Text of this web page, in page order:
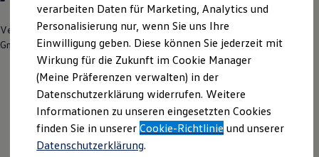
Kombis
Kompaktwagen
Sportwagen
Schnell verfügbare Fahrzeuge
Angebote und Produkte
Aktuelle Angebote
E-Auto-Förderung
Volkswagen Marktplatz
Die ENERGY Sondermodelle
Junge Gebrauchtwagen und Gebrauchtwagen
Volkswagen Zertifizierte Gebrauchtwagen
Elektromobilität bei Gebrauchtwagen
Verantwortlich für die Inhalte auf dieser Seite ist die Senger Holstein
GmbH
Impressum & Rechtliches)
Leider haben wir im Moment keine
aktuellen Angebote
verarbeiten Daten für Marketing, Analytics und
Personalisierung nur, wenn Sie uns Ihre
Einwilligung geben. Diese können Sie jederzeit mit
Wirkung für die Zukunft im Cookie Manager
(Meine Präferenzen verwalten) in der
Datenschutzerklärung widerrufen. Weitere
Informationen zu unseren eingesetzten Cookies
finden Sie in unsererCookie-Richtlinie und unserer
Datenschutzerklärung.